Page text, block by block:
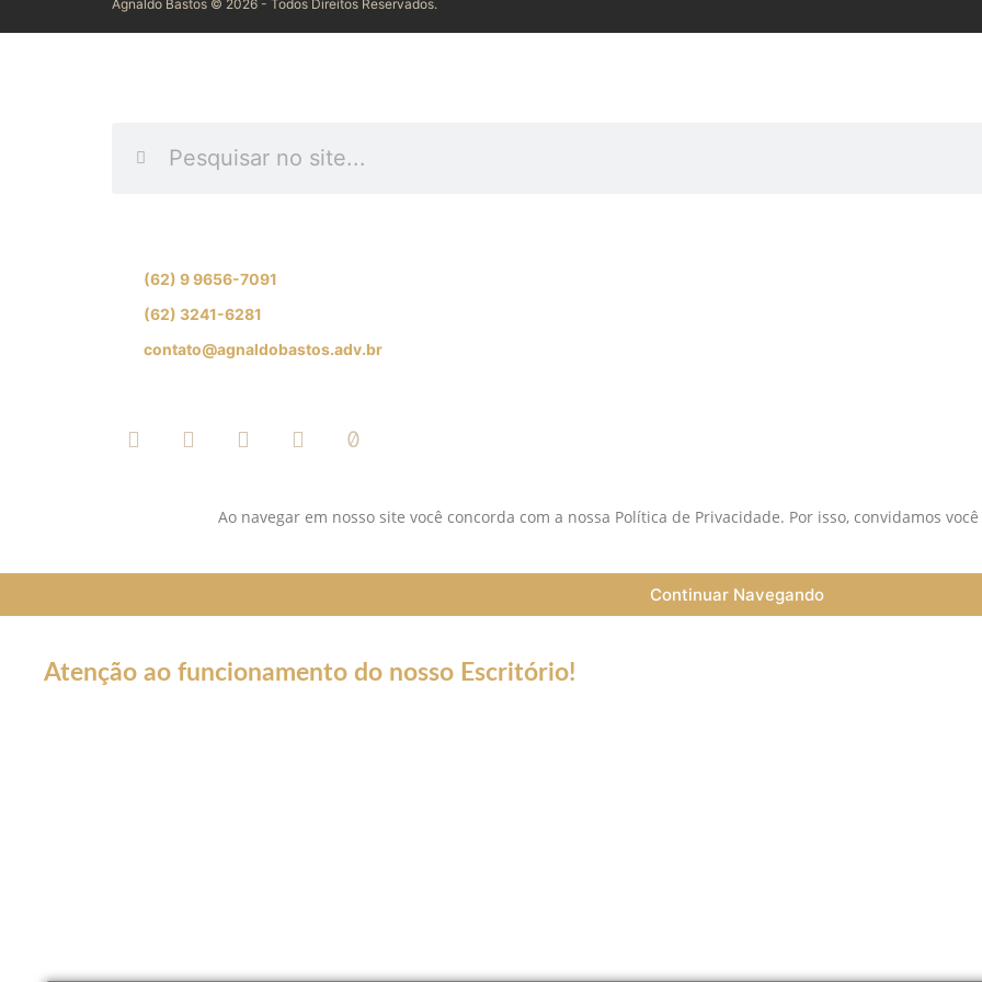
Agnaldo Bastos © 2026 - Todos Direitos Reservados.
(62) 9 9656-7091
(62) 3241-6281
contato@agnaldobastos.adv.br
Ao navegar em nosso site você concorda com a nossa Política de Privacidade. Por isso, convidamos
Continuar Navegando
Atenção ao funcionamento do nosso Escritório!